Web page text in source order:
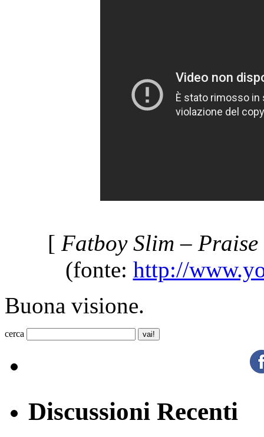
[ Fatboy Slim –
(fonte: http://
Buona visione.
cerca
Discussioni Recenti